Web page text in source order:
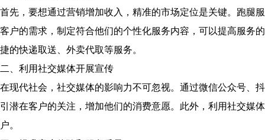
首先，要想通过营销增加收入，精准的市场定位是关键。跑腿
客户的需求，制定符合他们的个性化服务内容，可以提高服务
捷的快递取送、外卖代取等服务。
二、利用社交媒体开展宣传
在现代社会，社交媒体的影响力不可忽视。通过微信公众号、
引潜在客户的关注，增加他们的消费意愿。此外，利用社交媒
户。